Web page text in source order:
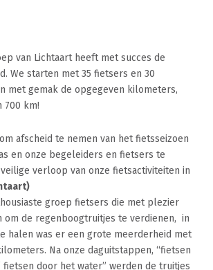
van Lichtaart heeft met succes de
We starten met 35 fietsers en 30
met gemak de opgegeven kilometers,
700 km!
afscheid te nemen van het fietsseizoen
en onze begeleiders en fietsers te
verloop van onze fietsactiviteiten in
groep fietsers die met plezier
om de regenboogtruitjes te verdienen, in
halen was er een grote meerderheid met
Na onze daguitstappen, “fietsen
fietsen door het water” werden de truitjes